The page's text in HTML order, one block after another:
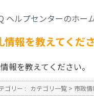
情報を教えてくださ
報を教えてください。
ゴリー : カテゴリ一覧 > 市政情